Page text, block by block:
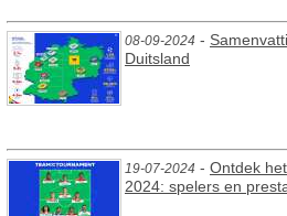
08-09-2024 -
Duitsland
19-07-2024 - Ontdek
2024: spelers en